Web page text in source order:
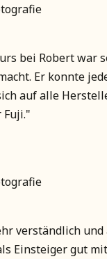
bei Robert war
Er konnte
auf alle
Fuji."
verständlich und
Einsteiger gut